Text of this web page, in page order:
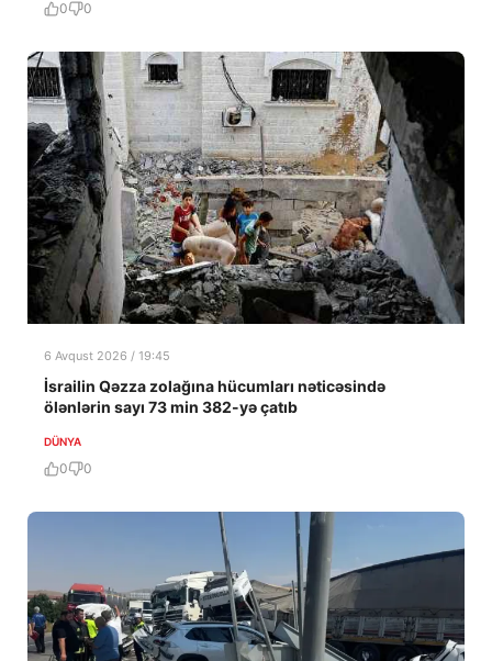
0 0
6 Avqust 2026 / 19:45
İsrailin Qəzza zolağına hücumları nəticəsində
ölənlərin sayı 73 min 382-yə çatıb
DÜNYA
0 0